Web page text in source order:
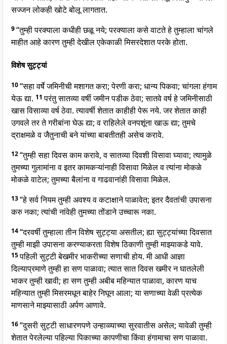
सज्जन लोकही खोटे बोलू लागतात.
9“तुम्ही परक्याला कधीही छळू नये; परक्याला कसे वाटते हे तुम्हाला चांगले
माहीत आहे कारण तुम्ही देखील एकेकाळी मिसरदेशात परके होता.
विशेष सुट्ट्यां
10“सहा वर्षे जमिनीची मशागत करा; पेरणी करा; धान्य पिकवा; चांगला हंगाम
येऊ द्या. 11परंतु सातव्या वर्षी जमीन पडीक ठेवा; सातवे वर्ष हे जमिनीसाठी
खास विसाव्या वर्ष ठेवा. त्यावर्षी शेतात काहीही पेरू नये. जर शेतात काही
उगवले तर ते गरीबांना घेऊ द्या; व राहिलेले वनपशूंना खाऊ द्या; तुमचे
द्राक्षमळे व जैतुनाची बने यांच्या बाबतीतही असेच करावे.
12“तुम्ही सहा दिवस काम करावे, व सातव्या दिवशी विसावा घ्यावा; त्यामुळे
तुमच्या गुलामांना व इतर कामकऱ्यांनाही विसावा मिळेल व त्यांना मोकळे
मोकळे वाटेल; तुमच्या बैलांना व गाढवानांही विसावा मिळेल.
13“हे सर्व नियम तुम्ही अवश्य व कटाक्षाने पाळावेत; इतर दैवतांची उपासना
करु नका; त्यांची नांवेही तुमच्या तोंडाने उच्चारू नका.
14“दरवर्षी तुम्हाला तीन विशेष सुट्ट्या असतील; ह्या सुट्ट्यांच्या दिवसात
तुम्ही माझी उपासना करण्याकरता विशेष ठिकाणी तुम्ही माझ्याकडे यावे.
15पहिली सुट्टी बेखमीर भाकरीच्या सणाची होय. मी आधी आज्ञा
दिल्याप्रमाणे तुम्ही हा सण पाळावा; त्यात सात दिवस खमीर न घातलेली
भाकर तुम्ही खावी; हा सण तुम्ही अबीब महिन्यात पाळावा, कारण याच
महिन्यात तुम्ही मिसरमधून बाहेर निघून आला; या सणाच्या वेळी प्रत्येक
माणसाने माझ्यासाठी अर्पण आणावे.
16“दुसरी सुट्टी साधारणपणे उन्हाव्व्याच्या सुरवातीस असेल; यावेळी तुम्ही
शेतात पेरलेल्या पहिल्या पिकाच्या कापणीचा किंवा हंगामाचा सण पाळावा.